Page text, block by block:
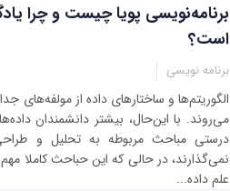
برنامه‌نویسی پویا چیست و چرا
است؟
برنامه نویسی
الگوریتم‌ها و ساختارهای داده از مولفه‌های
می‌روند. با این‌حال، بیشتر دانشمندان
درستی مباحث مربوطه به تحلیل و
نمی‌گذارند، در حالی که این حباحث کاملا
علم داده‌...